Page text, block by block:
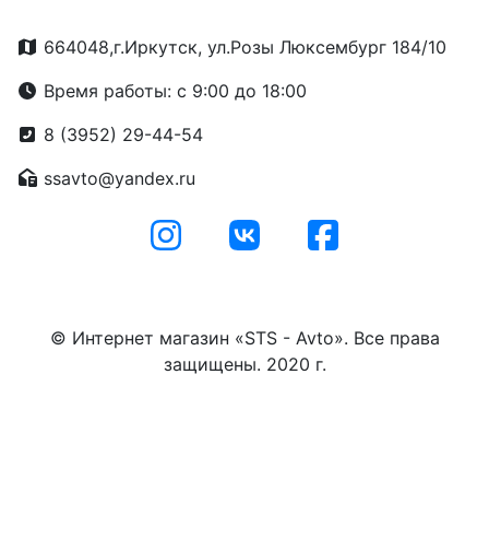
664048,г.Иркутск, ул.Розы Люксембург 184/10
Время работы: с 9:00 до 18:00
8 (3952) 29-44-54
ssavto@yandex.ru
© Интернет магазин «STS - Avto». Все права
защищены. 2020 г.